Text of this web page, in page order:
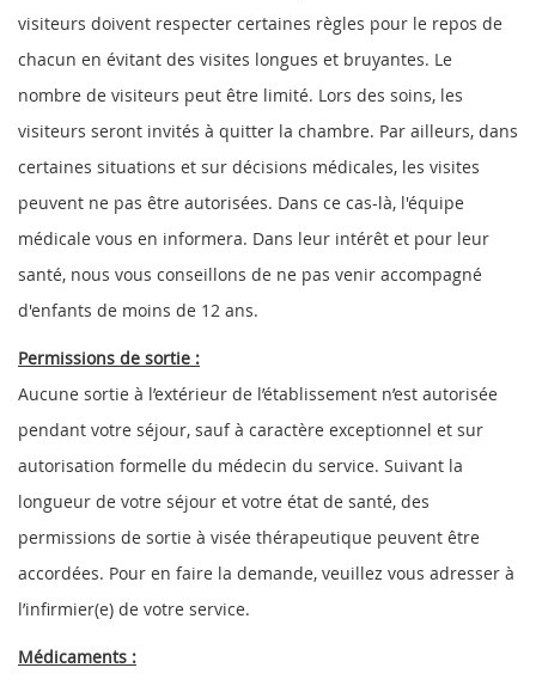
visiteurs doivent respecter certaines règles pour le repos de
chacun en évitant des visites longues et bruyantes. Le
nombre de visiteurs peut être limité. Lors des soins, les
visiteurs seront invités à quitter la chambre. Par ailleurs, dans
certaines situations et sur décisions médicales, les visites
peuvent ne pas être autorisées. Dans ce cas-là, l'équipe
médicale vous en informera. Dans leur intérêt et pour leur
santé, nous vous conseillons de ne pas venir accompagné
d'enfants de moins de 12 ans.
Permissions de sortie :
Aucune sortie à l’extérieur de l’établissement n’est autorisée
pendant votre séjour, sauf à caractère exceptionnel et sur
autorisation formelle du médecin du service. Suivant la
longueur de votre séjour et votre état de santé, des
permissions de sortie à visée thérapeutique peuvent être
accordées. Pour en faire la demande, veuillez vous adresser à
l’infirmier(e) de votre service.
Médicaments :